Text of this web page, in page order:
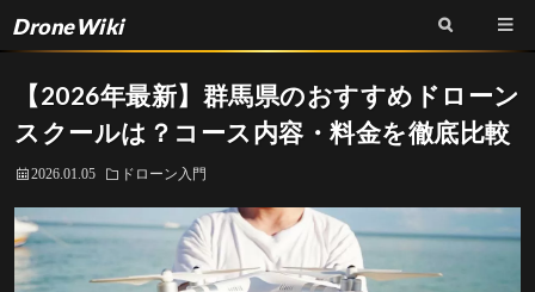
DroneWiki
【2026年最新】群馬県のおすすめドローン
スクールは？コース内容・料金を徹底比較
2026.01.05 ドローン入門